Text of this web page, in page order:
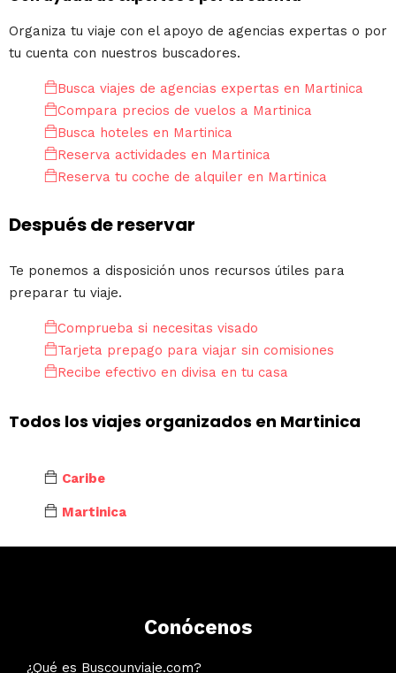
Organiza tu viaje con el apoyo de agencias expertas o por
tu cuenta con nuestros buscadores.
Busca viajes de agencias expertas en Martinica
Compara precios de vuelos a Martinica
Busca hoteles en Martinica
Reserva actividades en Martinica
Reserva tu coche de alquiler en Martinica
Después de reservar
Te ponemos a disposición unos recursos útiles para
preparar tu viaje.
Comprueba si necesitas visado
Tarjeta prepago para viajar sin comisiones
Recibe efectivo en divisa en tu casa
Todos los viajes organizados en Martinica
Caribe
Martinica
Conócenos
¿Qué es Buscounviaje.com?